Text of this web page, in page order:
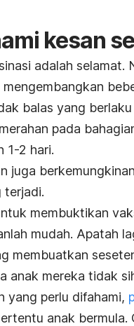
kesan
adalah selamat.
balas yang
pada
1-2 hari.
juga
terjadi.
membuktikan
mudah. Apatah
membuatkan
anak mereka tidak
yang perlu difahami,
anak